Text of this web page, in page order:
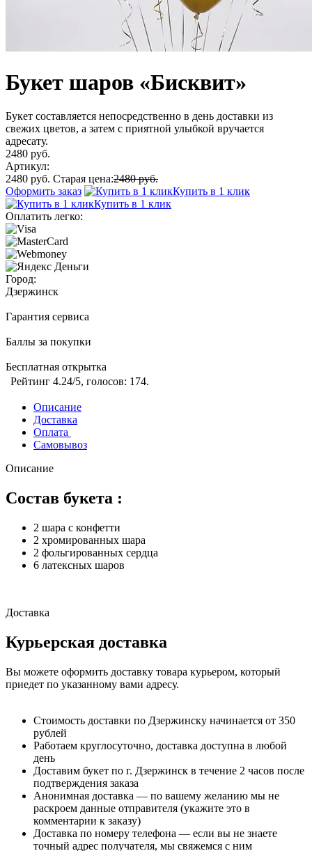
Букет шаров «Бисквит»
Букет составляется непосредственно в день доставки из
свежих цветов, а затем с приятной улыбкой вручается
адресату.
2480 руб.
Артикул:
2480 руб. Старая цена:2480 руб.
Оформить заказ
Купить в 1 клик
Купить в 1 клик
Оплатить легко:
Город:
Дзержинск
Гарантия сервиса
Баллы за покупки
Бесплатная открытка
Рейтинг 4.24/5, голосов: 174.
Описание
Доставка
Оплата
Самовывоз
Описание
Состав букета :
2 шара с конфетти
2 хромированных шара
2 фольгированных сердца
6 латексных шаров
Доставка
Курьерская доставка
Вы можете оформить доставку товара курьером, который
приедет по указанному вами адресу.
Стоимость доставки по Дзержинску начинается от 350
рублей
Работаем круглосуточно, доставка доступна в любой
день
Доставим букет по г. Дзержинск в течение 2 часов после
подтверждения заказа
Анонимная доставка — по вашему желанию мы не
раскроем данные отправителя (укажите это в
комментарии к заказу)
Доставка по номеру телефона — если вы не знаете
точный адрес получателя, мы свяжемся с ним